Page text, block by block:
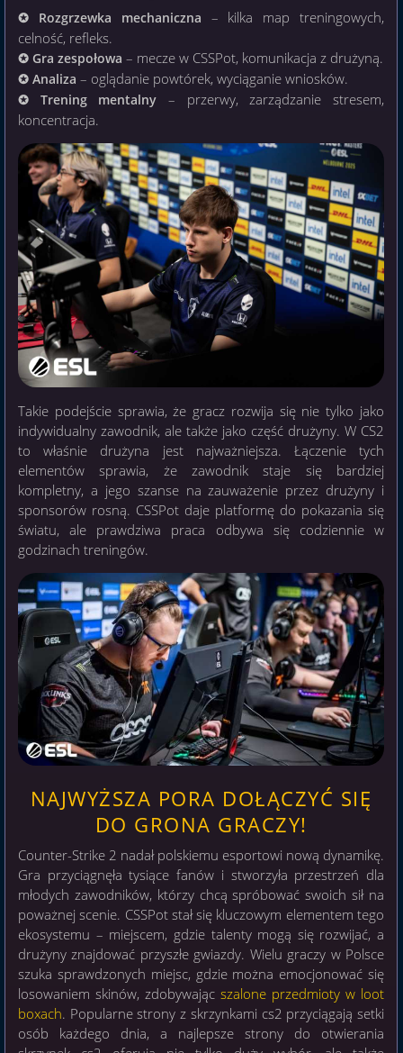
✪ Rozgrzewka mechaniczna – kilka map treningowych,
celność, refleks.
✪ Gra zespołowa – mecze w CSSPot, komunikacja z drużyną.
✪ Analiza – oglądanie powtórek, wyciąganie wniosków.
✪ Trening mentalny– przerwy, zarządzanie stresem,
koncentracja.
Takie podejście sprawia, że gracz rozwija się nie tylko jako
indywidualny zawodnik, ale także jako część drużyny. W CS2
to właśnie drużyna jest najważniejsza. Łączenie tych
elementów sprawia, że zawodnik staje się bardziej
kompletny, a jego szanse na zauważenie przez drużyny i
sponsorów rosną. CSSPot daje platformę do pokazania się
światu, ale prawdziwa praca odbywa się codziennie w
godzinach treningów.
NAJWYŻSZA PORA DOŁĄCZYĆ SIĘ
DO GRONA GRACZY!
Counter-Strike 2 nadał polskiemu esportowi nową dynamikę.
Gra przyciągnęła tysiące fanów i stworzyła przestrzeń dla
młodych zawodników, którzy chcą spróbować swoich sił na
poważnej scenie. CSSPot stał się kluczowym elementem tego
ekosystemu – miejscem, gdzie talenty mogą się rozwijać, a
drużyny znajdować przyszłe gwiazdy. Wielu graczy w Polsce
szuka sprawdzonych miejsc, gdzie można emocjonować się
losowaniem skinów, zdobywając szalone przedmioty w loot
boxach. Popularne strony z skrzynkami cs2 przyciągają setki
osób każdego dnia, a najlepsze strony do otwierania